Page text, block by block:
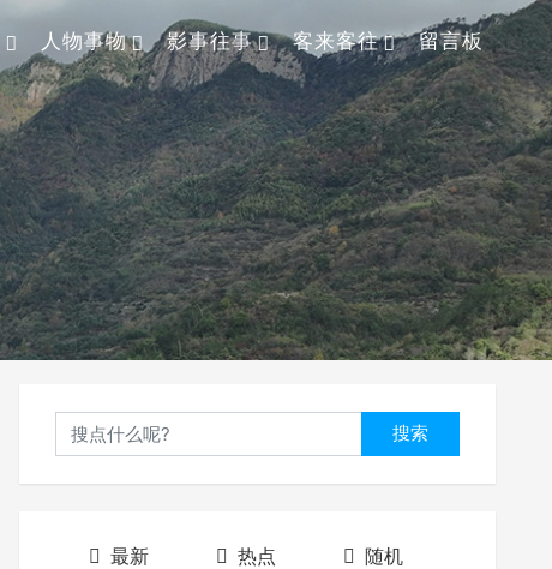
人物事物 影事往事 客来客往 留言板
搜索
最新 热点 随机